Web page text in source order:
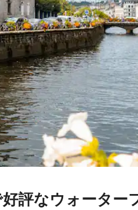
評なウォーター